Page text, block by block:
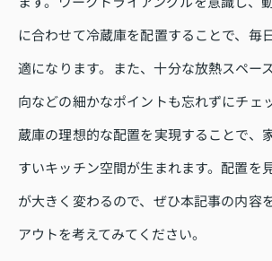
に合わせて冷蔵庫を配置することで、毎
適になります。また、十分な放熱スペー
向などの細かなポイントも忘れずにチェ
蔵庫の理想的な配置を実現することで、
すいキッチン空間が生まれます。配置を
が大きく変わるので、ぜひ本記事の内容
アウトを考えてみてください。